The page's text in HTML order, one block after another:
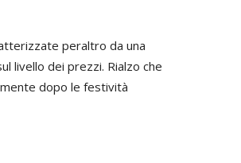
peraltro da una
livello dei prezzi. Rialzo che
dopo le festività